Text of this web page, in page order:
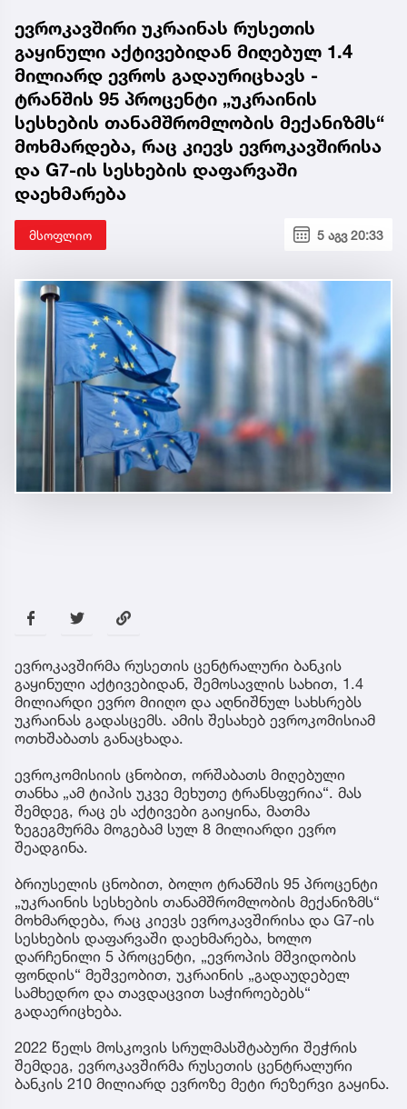
ევროკავშირი უკრაინას რუსეთის
გაყინული აქტივებიდან მიღებულ 1.4
მილიარდ ევროს გადაურიცხავს -
ტრანშის 95 პროცენტი „უკრაინის
სესხების თანამშრომლობის მექანიზმს“
მოხმარდება, რაც კიევს ევროკავშირისა
და G7-ის სესხების დაფარვაში
დაეხმარება
მსოფლიო 5 აგვ 20:33
ევროკავშირმა რუსეთის ცენტრალური ბანკის
გაყინული აქტივებიდან, შემოსავლის სახით, 1.4
მილიარდი ევრო მიიღო და აღნიშნულ სახსრებს
უკრაინას გადასცემს. ამის შესახებ ევროკომისიამ
ოთხშაბათს განაცხადა.
ევროკომისიის ცნობით, ორშაბათს მიღებული
თანხა „ამ ტიპის უკვე მეხუთე ტრანსფერია“. მას
შემდეგ, რაც ეს აქტივები გაიყინა, მათმა
ზეგეგმურმა მოგებამ სულ 8 მილიარდი ევრო
შეადგინა.
ბრიუსელის ცნობით, ბოლო ტრანშის 95 პროცენტი
„უკრაინის სესხების თანამშრომლობის მექანიზმს“
მოხმარდება, რაც კიევს ევროკავშირისა და G7-ის
სესხების დაფარვაში დაეხმარება, ხოლო
დარჩენილი 5 პროცენტი, „ევროპის მშვიდობის
ფონდის“ მეშვეობით, უკრაინის „გადაუდებელ
სამხედრო და თავდაცვით საჭიროებებს“
გადაერიცხება.
2022 წელს მოსკოვის სრულმასშტაბური შეჭრის
შემდეგ, ევროკავშირმა რუსეთის ცენტრალური
ბანკის 210 მილიარდ ევროზე მეტი რეზერვი გაყინა.